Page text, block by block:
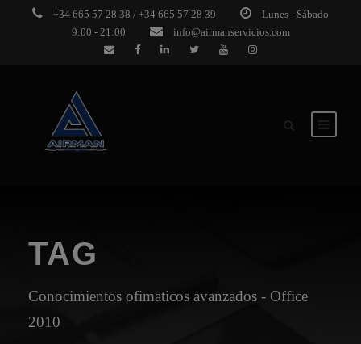
+34 665 57 28 38 / +34 665 57 28 39
Lunes - Sábado
9:00 - 21:00
info@airmanservicios.com
TAG
Conocimientos ofimaticos avanzados - Office
2010